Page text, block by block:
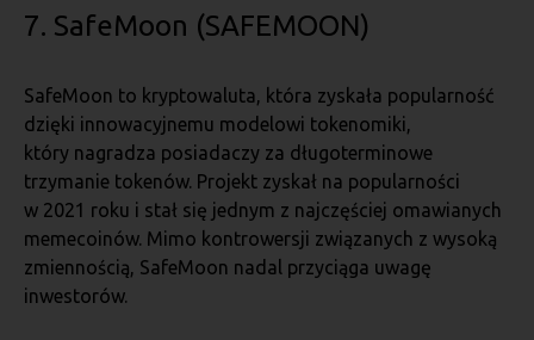
7. SafeMoon (SAFEMOON)
SafeMoon to kryptowaluta, która zyskała popularność
dzięki innowacyjnemu modelowi tokenomiki,
który nagradza posiadaczy za długoterminowe
trzymanie tokenów. Projekt zyskał na popularności
w 2021 roku i stał się jednym z najczęściej omawianych
memecoinów. Mimo kontrowersji związanych z wysoką
zmiennością, SafeMoon nadal przyciąga uwagę
inwestorów.